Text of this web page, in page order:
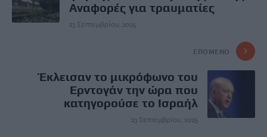
Αναφορές για τραυματίες
23 Σεπτεμβρίου, 2025
ΕΠΌΜΕΝΟ
Έκλεισαν το μικρόφωνο του
Ερντογάν την ώρα που
κατηγορούσε το Ισραήλ
23 Σεπτεμβρίου, 2025